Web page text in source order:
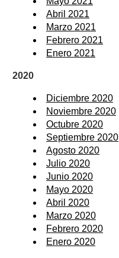
Abril 2021
Marzo 2021
Febrero 2021
Enero 2021
2020
Diciembre 2020
Noviembre 2020
Octubre 2020
Septiembre 2020
Agosto 2020
Julio 2020
Junio 2020
Mayo 2020
Abril 2020
Marzo 2020
Febrero 2020
Enero 2020